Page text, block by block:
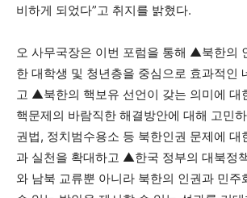
비하게 되었다”고 취지를 밝혔다.
오 사무국장은 이번 포럼을 통해 ▲북한의
한 대학생 및 청년층을 중심으로 효과적인
고 ▲북한의 핵보유 선언이 갖는 의미에 대
핵문제의 바람직한 해결방안에 대해 고민
권법, 정치범수용소 등 북한인권 문제에 대
과 실천을 확대하고 ▲한국 정부의 대북정
와 남북 교류뿐 아니라 북한의 인권과 민주